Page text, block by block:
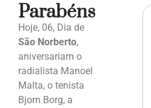
Parabéns
Hoje, 06, Dia de
São Norberto,
aniversariam o
radialista Manoel
Malta, o tenista
Bjorn Borg, a